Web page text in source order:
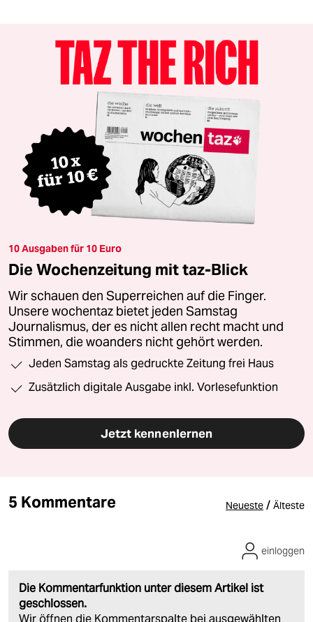
10 Ausgaben für 10 Euro
Die Wochenzeitung mit taz-Blick
Wir schauen den Superreichen auf die Finger.
Unsere wochentaz bietet jeden Samstag
Journalismus, der es nicht allen recht macht und
Stimmen, die woanders nicht gehört werden.
Jeden Samstag als gedruckte Zeitung frei Haus
Zusätzlich digitale Ausgabe inkl. Vorlesefunktion
Jetzt kennenlernen
5 Kommentare Neueste / Älteste
Die Kommentarfunktion unter diesem Artikel ist
geschlossen.
Wir öffnen die Kommentarspalte bei ausgewählten
einloggen